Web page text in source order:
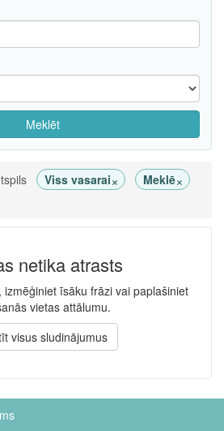
Meklēt
Viss vasarai× Meklē×
netika atrasts
īsāku frāzi vai paplašiniet
vietas attālumu.
visus sludinājumus